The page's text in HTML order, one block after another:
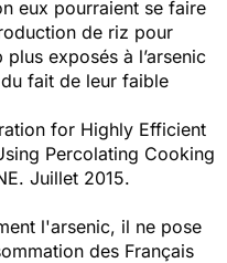
eux pourraient se faire
de riz pour
exposés à l’arsenic
fait de leur faible
for Highly Efficient
Percolating Cooking
Juillet 2015.
l'arsenic, il ne pose
des Français